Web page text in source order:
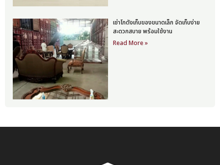
เช่าโกดังเก็บของขนาดเล็ก จัดเก็บง่าย
สะดวกสบาย พร้อมใช้งาน
Read More »